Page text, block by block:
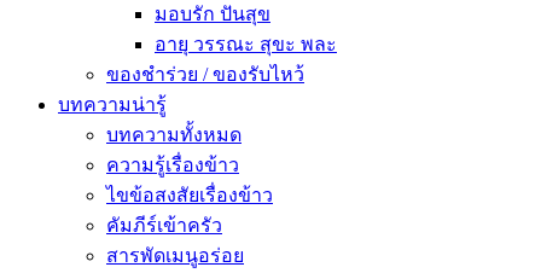
มอบรัก ปันสุข
อายุ วรรณะ สุขะ พละ
ของชำร่วย / ของรับไหว้
บทความน่ารู้
บทความทั้งหมด
ความรู้เรื่องข้าว
ไขข้อสงสัยเรื่องข้าว
คัมภีร์เข้าครัว
สารพัดเมนูอร่อย